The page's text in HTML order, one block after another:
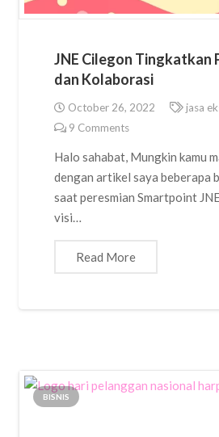
JNE Cilegon Tingkatkan
dan Kolaborasi
October 26, 2022
jasa
9 Comments
Halo sahabat, Mungkin kamu
dengan artikel saya beberapa
saat peresmian Smartpoint
visi…
Read More
BISNIS